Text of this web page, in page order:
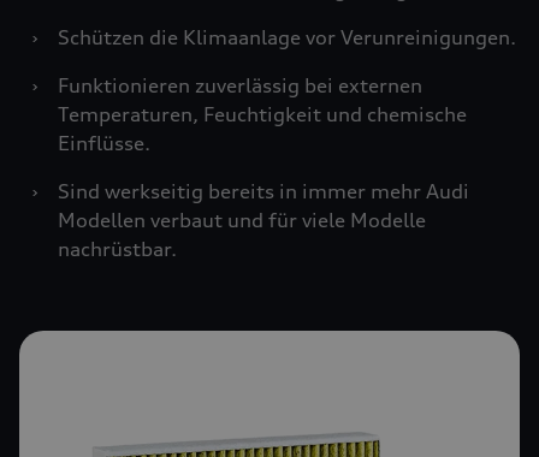
›
Schützen die Klimaanlage vor Verunreinigungen.
›
Funktionieren zuverlässig bei externen
Temperaturen, Feuchtigkeit und chemische
Einflüsse.
›
Sind werkseitig bereits in immer mehr Audi
Modellen verbaut und für viele Modelle
nachrüstbar.